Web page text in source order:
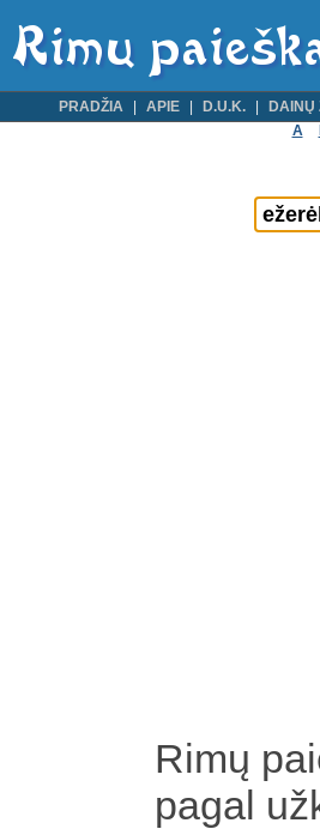
PRADŽIA APIE D.U.K. DAINŲ
A
Rimų
pagal